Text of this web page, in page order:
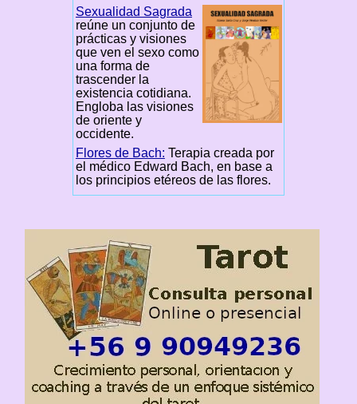
Sexualidad Sagrada
reúne un conjunto de
prácticas y visiones
que ven el sexo como
una forma de
trascender la
existencia cotidiana.
Engloba las visiones
de oriente y
occidente.
Flores de Bach: Terapia creada por
el médico Edward Bach, en base a
los principios etéreos de las flores.